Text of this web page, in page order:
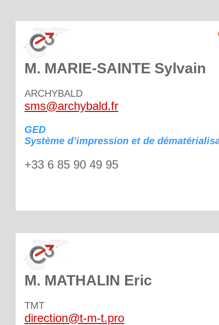
M. MARIE-SAINTE Sylvain
ARCHYBALD
sms@archybald.fr
GED
Système d’impression et de
+33 6 85 90 49 95
M. MATHALIN Eric
TMT
direction@t-m-t.pro